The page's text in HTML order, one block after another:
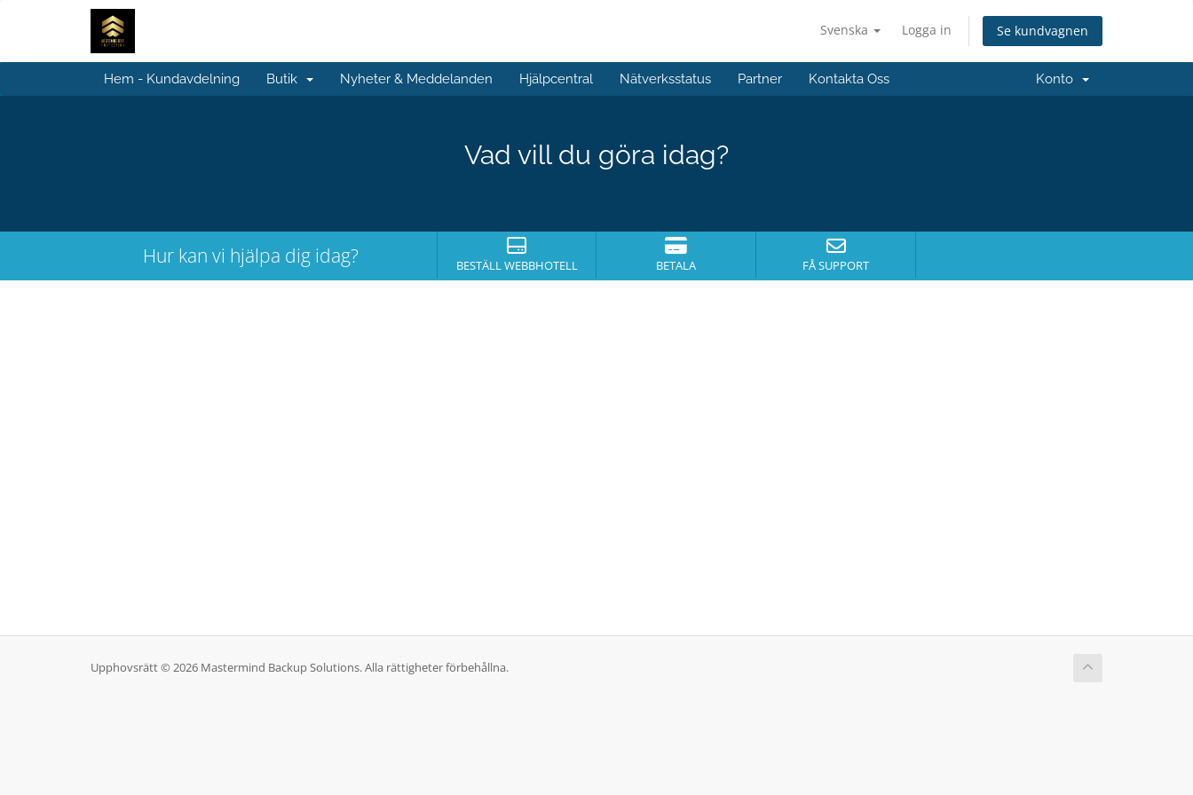
Svenska Logga in Se kundvagnen
Hem - Kundavdelning Butik Nyheter & Meddelanden Hjälpcentral Nätverksstatus Partner Kontakta Oss Konto
Vad vill du göra idag?
Hur kan vi hjälpa dig idag? BESTÄLL WEBBHOTELL BETALA FÅ SUPPORT
Upphovsrätt © 2026 Mastermind Backup Solutions. Alla rättigheter förbehållna.